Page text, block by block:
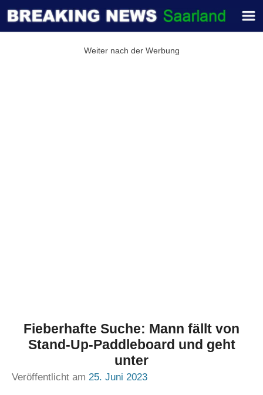
Weiter nach der Werbung
Fieberhafte Suche: Mann fällt von
Stand-Up-Paddleboard und geht
unter
Veröffentlicht am 25. Juni 2023